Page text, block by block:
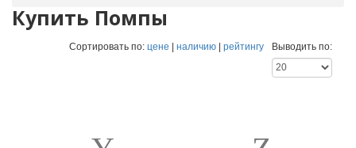
Купить Помпы
Сортировать по: цене | наличию | рейтингу Выводить по: